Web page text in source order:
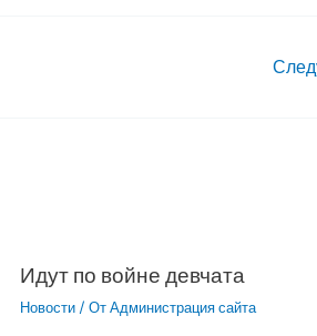
Идут по войне девчата
Новости / ОтАдминистрация сайта